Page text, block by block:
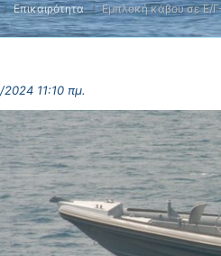
Επικαιρότητα Εμπλοκή κάβου σε Ε/
11:10 πμ.